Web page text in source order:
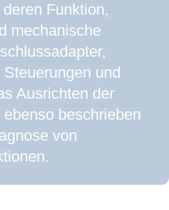
Funktion,
mechanische
und
Ausrichten der
beschrieben
von